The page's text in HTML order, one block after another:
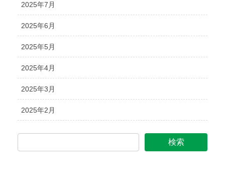
2025年7月
2025年6月
2025年5月
2025年4月
2025年3月
2025年2月